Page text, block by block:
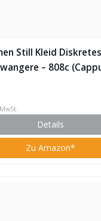
Still Kleid
– 808c
Details
Zu Amazon*